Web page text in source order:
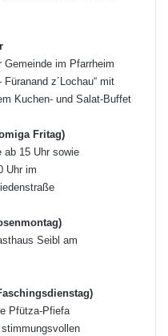
Gemeinde im Pfarrheim
z´Lochau“ mit
Kuchen- und Salat-Buffet
Fritag)
ab 15 Uhr sowie
Uhr im
Seibl am
Pfütza-Pfiefa